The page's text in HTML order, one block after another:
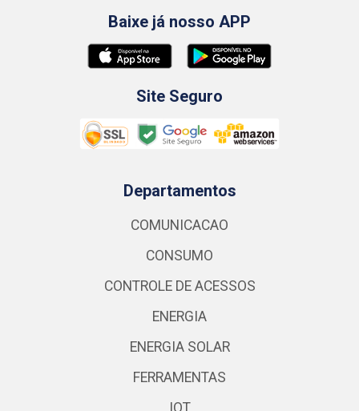
Baixe já nosso APP
Site Seguro
Departamentos
COMUNICACAO
CONSUMO
CONTROLE DE ACESSOS
ENERGIA
ENERGIA SOLAR
FERRAMENTAS
IOT